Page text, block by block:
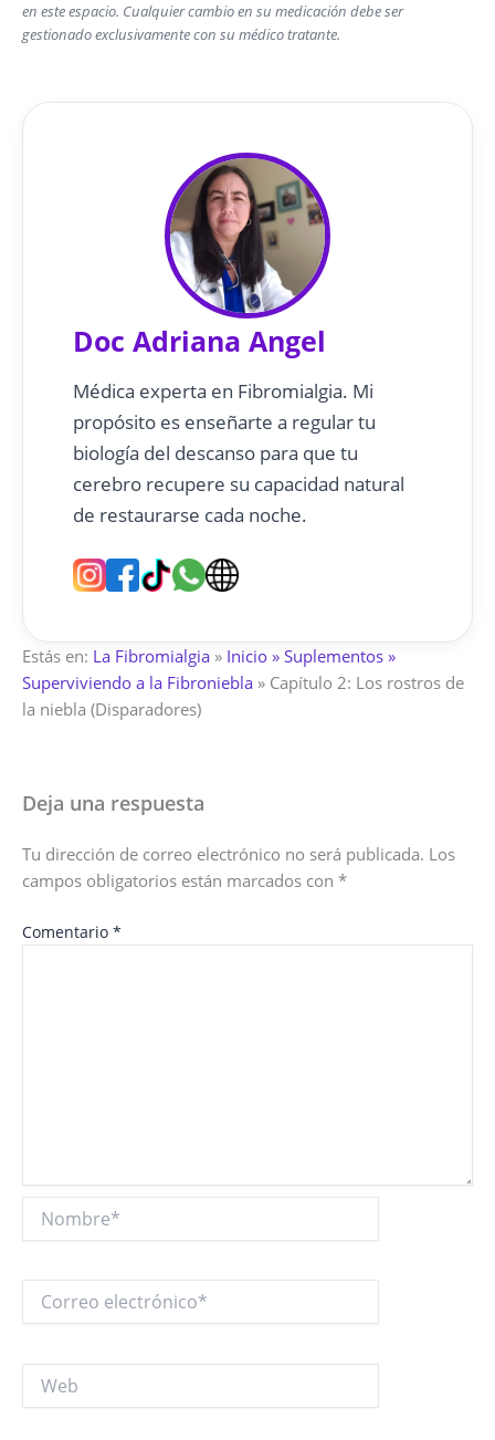
en este espacio. Cualquier cambio en su medicación debe ser
gestionado exclusivamente con su médico tratante.
Doc Adriana Angel
Médica experta en Fibromialgia. Mi
propósito es enseñarte a regular tu
biología del descanso para que tu
cerebro recupere su capacidad natural
de restaurarse cada noche.
Estás en: La Fibromialgia » Inicio » Suplementos »
Superviviendo a la Fibroniebla » Capítulo 2: Los rostros de
la niebla (Disparadores)
Deja una respuesta
Tu dirección de correo electrónico no será publicada. Los
campos obligatorios están marcados con *
Comentario *
electrónico*